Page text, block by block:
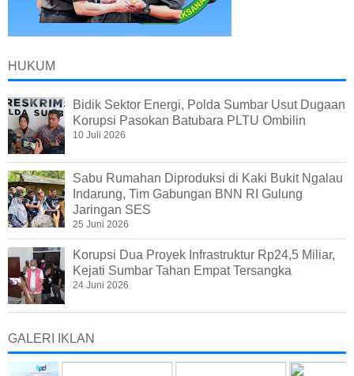
HUKUM
Bidik Sektor Energi, Polda Sumbar Usut Dugaan
Korupsi Pasokan Batubara PLTU Ombilin
10 Juli 2026
Sabu Rumahan Diproduksi di Kaki Bukit Ngalau
Indarung, Tim Gabungan BNN RI Gulung
Jaringan SES
25 Juni 2026
Korupsi Dua Proyek Infrastruktur Rp24,5 Miliar,
Kejati Sumbar Tahan Empat Tersangka
24 Juni 2026
GALERI IKLAN